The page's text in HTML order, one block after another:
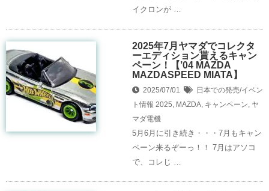
イクロンが …
2025年7月ヤマダでコレクタ
ーエディション貰えるキャン
ペーン！【’04 MAZDA
MAZDASPEED MIATA】
2025/07/01
日本での発売/イベン
ト情報 2025, MAZDA, キャンペーン, ヤ
マダ電機
5月6月に引き続き・・・7月もキャン
ペーン来るぞーっ！！ 7月はアソコ
で、コレじ …